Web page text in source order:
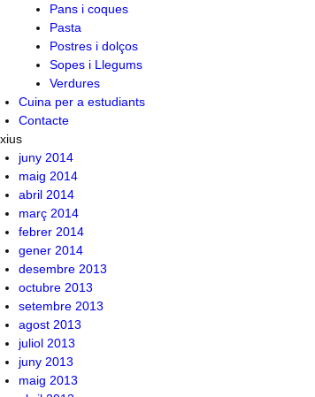
Pans i coques
Pasta
Postres i dolços
Sopes i Llegums
Verdures
Cuina per a estudiants
Contacte
juny 2014
maig 2014
abril 2014
març 2014
febrer 2014
gener 2014
desembre 2013
octubre 2013
setembre 2013
agost 2013
juliol 2013
juny 2013
maig 2013